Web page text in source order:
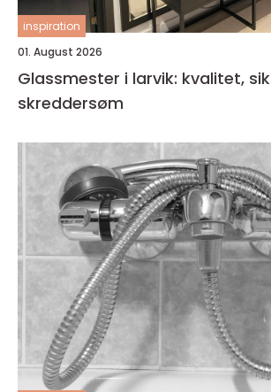
inspiration
01. August 2026
Glassmester i larvik: kvalitet,
skreddersøm